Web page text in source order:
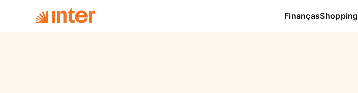
FinançasShopping